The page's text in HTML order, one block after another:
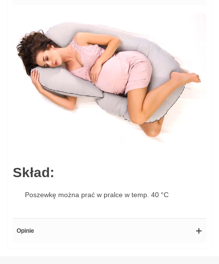
Skład:
Poszewkę można prać w pralce w temp. 40 °C
Opinie